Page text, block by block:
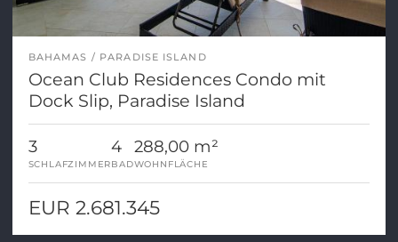
BAHAMAS PARADISE ISLAND
Ocean Club Residences Condo mit
Dock Slip, Paradise Island
3
SCHLAFZIMMER
4
BAD
288,00 m²
WOHNFLÄCHE
EUR 2.681.345